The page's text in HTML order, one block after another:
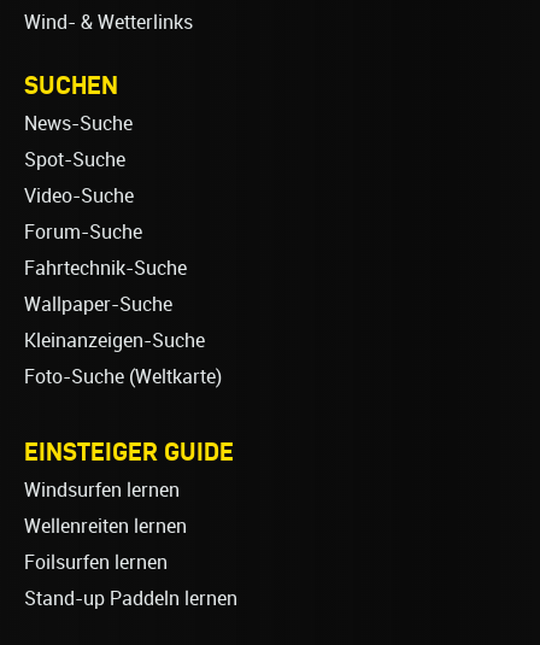
Wind- & Wetterlinks
SUCHEN
News-Suche
Spot-Suche
Video-Suche
Forum-Suche
Fahrtechnik-Suche
Wallpaper-Suche
Kleinanzeigen-Suche
Foto-Suche (Weltkarte)
EINSTEIGER GUIDE
Windsurfen lernen
Wellenreiten lernen
Foilsurfen lernen
Stand-up Paddeln lernen